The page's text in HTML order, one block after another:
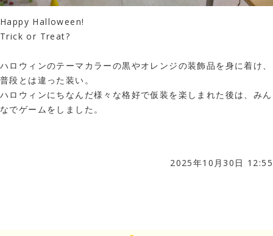
Happy Halloween!
Trick or Treat?
ハロウィンのテーマカラーの黒やオレンジの装飾品を身に着け、
普段とは違った装い。
ハロウィンにちなんだ様々な格好で仮装を楽しまれた後は、みん
なでゲームをしました。
2025年10月30日 12:55